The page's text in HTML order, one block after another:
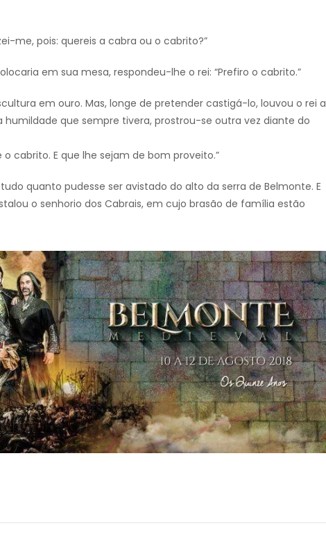
me, pois: quereis a cabra ou o cabrito?”
em sua mesa, respondeu-lhe o rei: “Prefiro o cabrito.”
em ouro. Mas, longe de pretender castigá-lo, louvou o rei a
humildade que sempre tivera, prostrou-se outra vez diante do
cabrito. E que lhe sejam de bom proveito.”
quanto pudesse ser avistado do alto da serra de Belmonte. E
o senhorio dos Cabrais, em cujo brasão de família estão